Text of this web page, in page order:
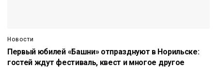
Новости
Первый юбилей «Башни» отпразднуют в Норильске:
гостей ждут фестиваль, квест и многое другое